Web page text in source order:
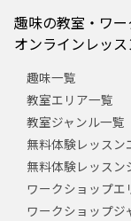
趣味の教室・ワー
オンラインレッ
趣味一覧
教室エリア一覧
教室ジャンル一覧
無料体験レッスン
無料体験レッスン
ワークショップエ
ワークショップジ